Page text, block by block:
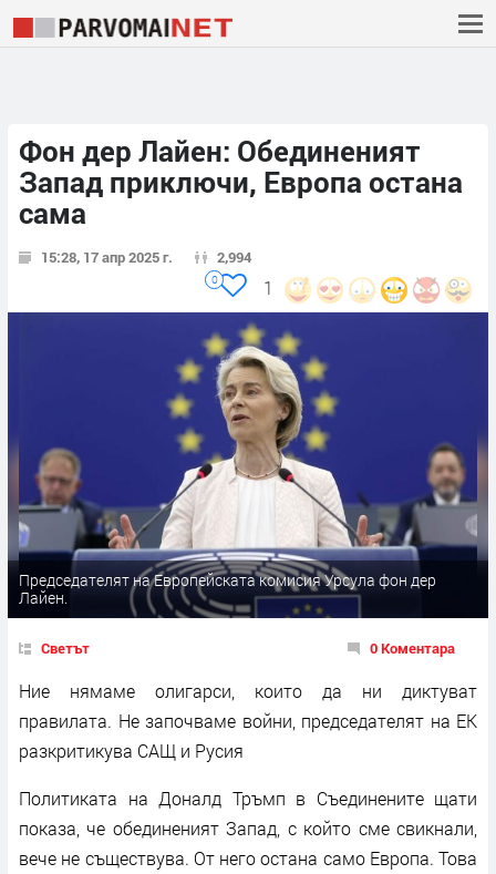
Фон дер Лайен: Обединеният
Запад приключи, Европа остана
сама
15:28, 17 апр 2025 г. 2,994
1
0
Председателят на Европейската комисия Урсула фон дер
Лайен.
Светът 0 Коментара
Ние нямаме олигарси, които да ни диктуват
правилата. Не започваме войни, председателят на ЕК
разкритикува САЩ и Русия
Политиката на Доналд Тръмп в Съединените щати
показа, че обединеният Запад, с който сме свикнали,
вече не съществува. От него остана само Европа. Това